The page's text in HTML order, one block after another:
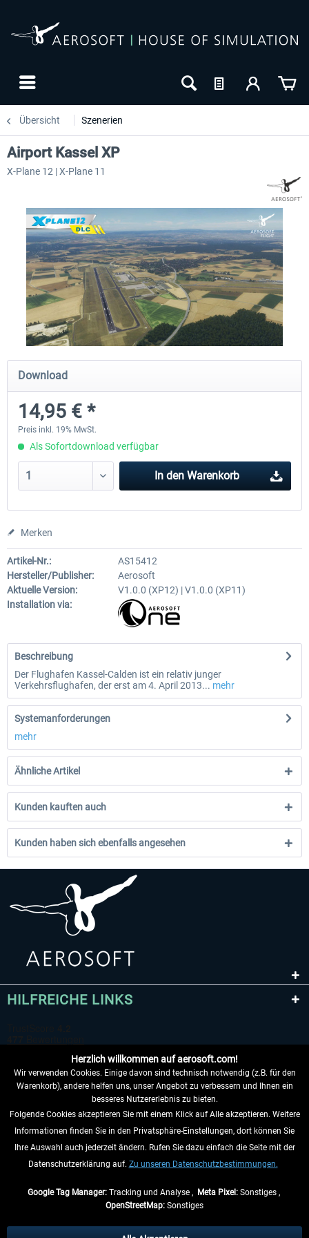
Übersicht Szenerien
Airport Berlin Brandenburg V2 XP
29,95 € *
Airport Zürich V2.0 XP
Airport Kassel XP
X-Plane 12 | X-Plane 11
Download
14,95 € *
Preis inkl. 19% MwSt.
Als Sofortdownload verfügbar
In den Warenkorb
Merken
Artikel-Nr.:
AS15412
Hersteller/Publisher:
Aerosoft
Aktuelle Version:
V1.0.0 (XP12) | V1.0.0 (XP11)
Installation via:
Beschreibung
Der Flughafen Kassel-Calden ist ein relativ junger
Verkehrsflughafen, der erst am 4. April 2013... mehr
Systemanforderungen
mehr
Ähnliche Artikel
Kunden kauften auch
Kunden haben sich ebenfalls angesehen
HILFREICHE LINKS
VERTRAG WIDERRUFEN
INFORMATIONEN
Herzlich willkommen auf aerosoft.com!
Wir verwenden Cookies. Einige davon sind technisch notwendig (z.B. für den
Warenkorb), andere helfen uns, unser Angebot zu verbessern und Ihnen ein
besseres Nutzererlebnis zu bieten.
Folgende Cookies akzeptieren Sie mit einem Klick auf Alle akzeptieren. Weitere
Informationen finden Sie in den Privatsphäre-Einstellungen, dort können Sie
Ihre Auswahl auch jederzeit ändern. Rufen Sie dazu einfach die Seite mit der
Datenschutzerklärung auf. Zu unseren Datenschutzbestimmungen.
Google Tag Manager:Tracking und Analyse , Meta Pixel:Sonstiges ,
OpenStreetMap: Sonstiges